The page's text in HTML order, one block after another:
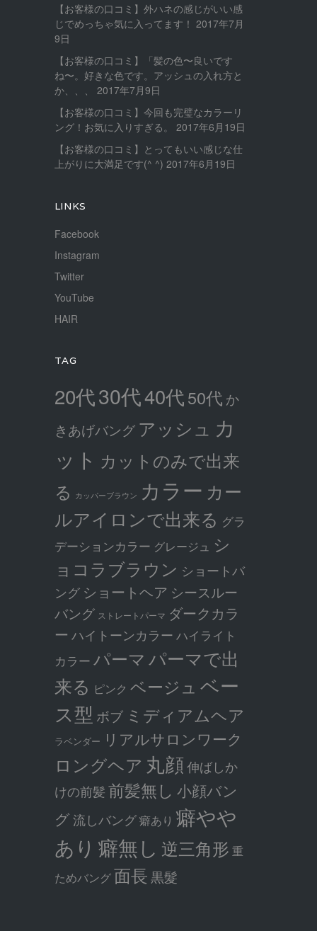
【お客様の口コミ】外ハネの感じがいい感
じでめっちゃ気に入ってます！ 2017年7月
9日
【お客様の口コミ】「髪の色〜良いです
ね〜。好きな色です。アッシュの入れ方と
か、、、
2017年7月9日
【お客様の口コミ】今回も完璧なカラーリ
ング！お気に入りすぎる。
2017年6月19日
【お客様の口コミ】とってもいい感じな仕
上がりに大満足です(^ ^) 2017年6月19日
LINKS
Facebook
Instagram
Twitter
YouTube
HAIR
TAG
20代30代40代50代 か
きあげバング アッシュ カ
ット カットのみで出来
る カッパーブラウン カラー カー
ルアイロンで出来る グラ
デーションカラー グレージュ シ
ョコラブラウン ショートバ
ング ショートヘア シースルー
バング ストレートパーマ ダークカラ
ー ハイトーンカラー ハイライト
カラー パーマ パーマで出
来る ピンク ベージュ ベー
ス型 ボブ ミディアムヘア
ラベンダー リアルサロンワーク
ロングヘア 丸顔伸ばしか
けの前髪前髪無し 小顔バン
グ流しバング癖あり 癖やや
あり 癖無し 逆三角形 重
ためバング 面長黒髮